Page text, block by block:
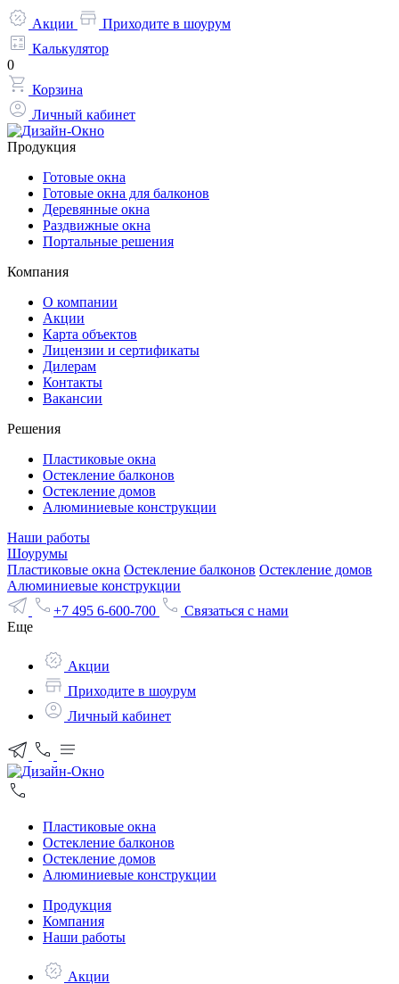
Акции
Приходите в шоурум
Калькулятор
0
Корзина
Личный кабинет
Продукция
Готовые окна
Готовые окна для балконов
Деревянные окна
Раздвижные окна
Портальные решения
Компания
О компании
Акции
Карта объектов
Лицензии и сертификаты
Дилерам
Контакты
Вакансии
Решения
Пластиковые окна
Остекление балконов
Остекление домов
Алюминиевые конструкции
Наши работы
Шоурумы
Пластиковые окна Остекление балконов Остекление домов
Алюминиевые конструкции
+7 495 6-600-700
Связаться с нами
Еще
Акции
Приходите в шоурум
Личный кабинет
Пластиковые окна
Остекление балконов
Остекление домов
Алюминиевые конструкции
Продукция
Компания
Наши работы
Акции